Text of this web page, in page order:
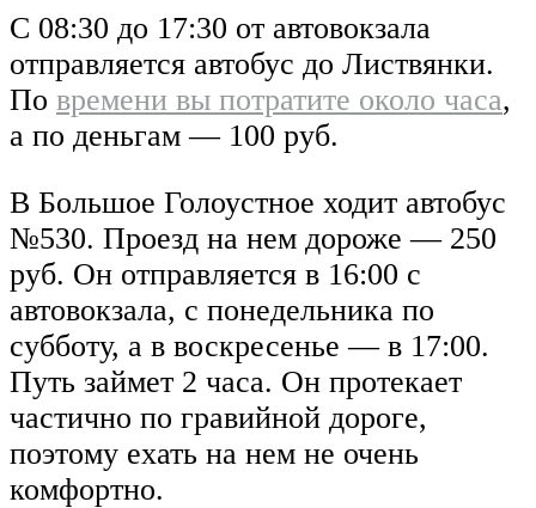
С 08:30 до 17:30 от автовокзала
отправляется автобус до Листвянки.
По времени вы потратите около часа,
а по деньгам — 100 руб.
В Большое Голоустное ходит автобус
№530. Проезд на нем дороже — 250
руб. Он отправляется в 16:00 с
автовокзала, с понедельника по
субботу, а в воскресенье — в 17:00.
Путь займет 2 часа. Он протекает
частично по гравийной дороге,
поэтому ехать на нем не очень
комфортно.